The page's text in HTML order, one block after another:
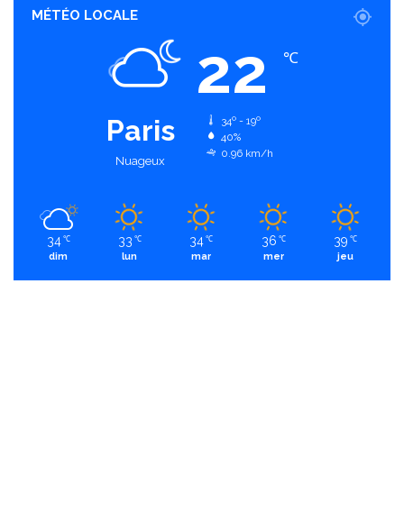
MÉTÉO LOCALE
Paris
Nuageux
22 ℃
34º - 19º
40%
0.96 km/h
34 ℃
dim
33 ℃
lun
34 ℃
mar
36 ℃
mer
39 ℃
jeu